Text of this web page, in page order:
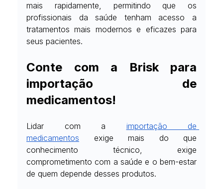
mais rapidamente, permitindo que os
profissionais da saúde tenham acesso a
tratamentos mais modernos e eficazes para
seus pacientes.
Conte com a Brisk para
importação de
medicamentos!
Lidar com a
importação de
medicamentos exige mais do que
conhecimento técnico, exige
comprometimento com a saúde e o bem-estar
de quem depende desses produtos.